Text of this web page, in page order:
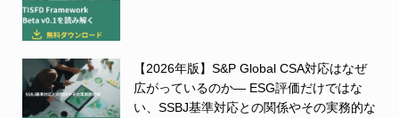
【2026年版】S&P Global CSA対応はなぜ
広がっているのか― ESG評価だけではな
い、SSBJ基準対応との関係やその実務的な